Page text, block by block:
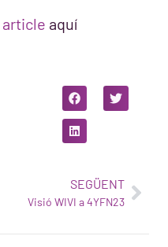
article aquí
SEGÜENT
Visió WIVI a 4YFN23